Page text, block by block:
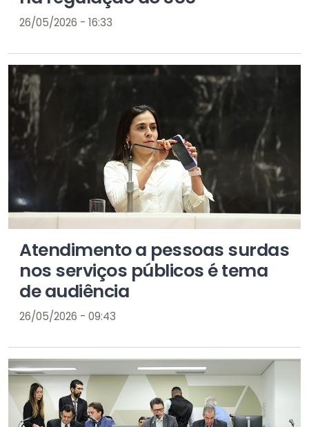
26/05/2026 - 16:33
Atendimento a pessoas surdas
nos serviços públicos é tema
de audiência
26/05/2026 - 09:43